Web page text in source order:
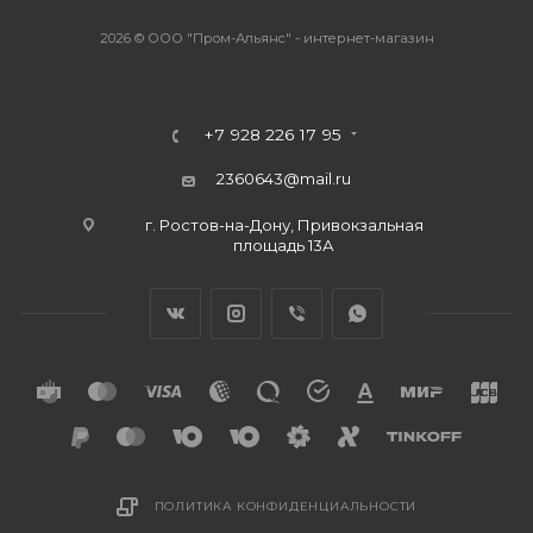
2026 © ООО "Пром-Альянс" - интернет-магазин
+7 928 226 17 95
2360643@mail.ru
г. Ростов-на-Дону, Привокзальная
площадь 13А
ПОЛИТИКА КОНФИДЕНЦИАЛЬНОСТИ